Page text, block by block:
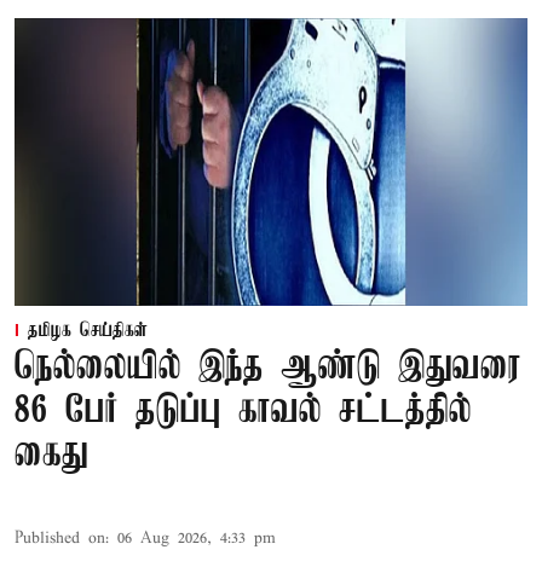
தமிழக செய்திகள்
நெல்லையில் இந்த ஆண்டு இதுவரை
86 பேர் தடுப்பு காவல் சட்டத்தில்
கைது
Published on: 06 Aug 2026, 4:33 pm